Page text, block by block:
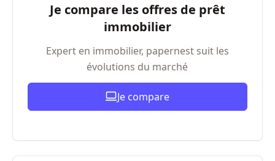
Je compare les offres de prêt
immobilier
Expert en immobilier, papernest suit les
évolutions du marché
Je compare